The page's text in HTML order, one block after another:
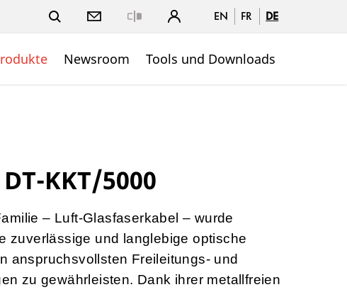
EN FR DE
Newsroom Tools und Downloads
KKT/5000
– Luft-Glasfaserkabel – wurde
zuverlässige und langlebige optische
anspruchsvollsten Freileitungs- und
zu gewährleisten. Dank ihrer metallfreien